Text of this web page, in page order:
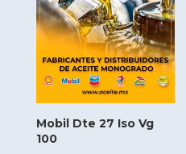
Mobil Dte 27 Iso Vg
100